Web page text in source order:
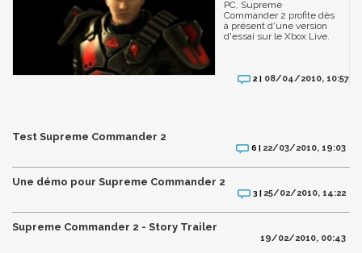
PC, Supreme
Commander 2 profite dès
à présent d'une version
d'essai sur le Xbox Live.
2 | 08/04/2010, 10:57
Test Supreme Commander 2
6 | 22/03/2010, 19:03
Une démo pour Supreme Commander 2
3 | 25/02/2010, 14:22
Supreme Commander 2 - Story Trailer
19/02/2010, 00:43